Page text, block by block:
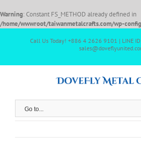
Warning: Constant FS_METHOD already defined in
/home/wwwroot/taiwanmetalcrafts.com/wp-
Call Us Today! +886 4 2626 9101 | LINE
Go to...